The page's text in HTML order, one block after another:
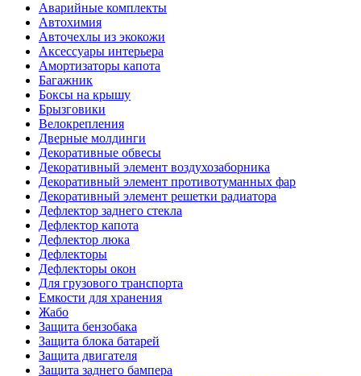
Аварийные комплекты
Автохимия
Авточехлы из экокожи
Аксессуары интерьера
Амортизаторы капота
Багажник
Боксы на крышу
Брызговики
Велокрепления
Дверные молдинги
Декоративные обвесы
Декоративный элемент воздухозаборника
Декоративный элемент противотуманных фар
Декоративный элемент решетки радиатора
Дефлектор заднего стекла
Дефлектор капота
Дефлектор люка
Дефлекторы
Дефлекторы окон
Для грузового транспорта
Емкости для хранения
Жабо
Защита бензобака
Защита блока батарей
Защита двигателя
Защита заднего бампера